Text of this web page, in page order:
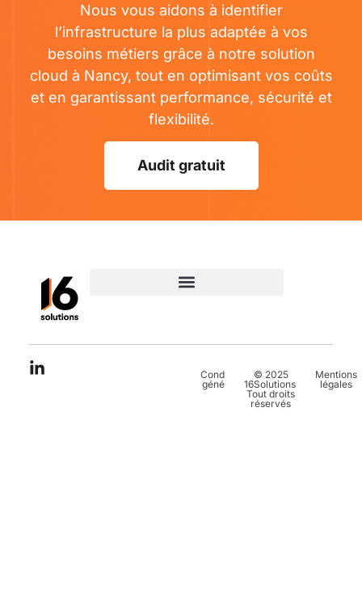
Nous vous aidons à identifier
l’infrastructure la plus adaptée à vos
besoins métiers grâce à notre solution
cloud à Nancy, tout en optimisant vos coûts
et en garantissant performance, sécurité et
flexibilité.
Audit gratuit
Conditions
générales
© 2025
16Solutions.
Tout droits
réservés
Mentions
légales